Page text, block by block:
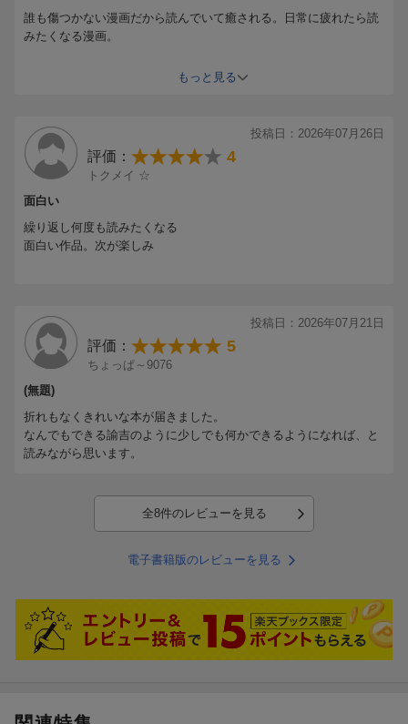
誰も傷つかない漫画だから読んでいて癒される。日常に疲れたら読
みたくなる漫画。
黒猫がいる我が家は猫が癒し。猫が昼寝中に諭吉を飼い猫に見立て
もっと見る
投稿日：2026年07月26日
評価： 4
トクメイ ☆
面白い
繰り返し何度も読みたくなる
面白い作品。次が楽しみ
投稿日：2026年07月21日
評価： 5
ちょっぱ～9076
(無題)
折れもなくきれいな本が届きました。
なんでもできる諭吉のように少しでも何かできるようになれば、と
読みながら思います。
全8件のレビューを見る
電子書籍版のレビューを見る